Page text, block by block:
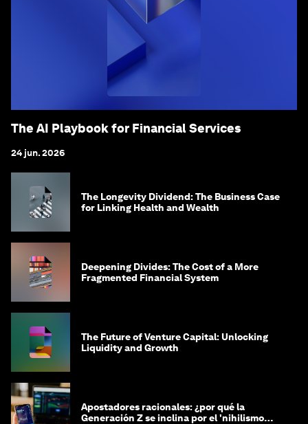
The AI Playbook for Financial Services
24 jun. 2026
The Longevity Dividend: The Business Case
for Linking Health and Wealth
Deepening Divides: The Cost of a More
Fragmented Financial System
The Future of Venture Capital: Unlocking
Liquidity and Growth
Apostadores racionales: ¿por qué la
Generación Z se inclina por el 'nihilismo